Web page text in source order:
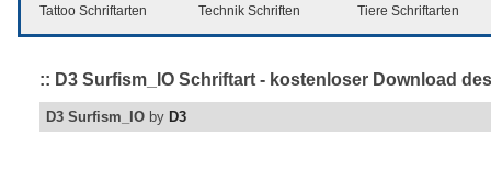
Tattoo Schriftarten
Technik Schriften Tiere Schriftarten
:: D3 Surfism_IO Schriftart - kostenloser Download
D3 Surfism_IO by D3